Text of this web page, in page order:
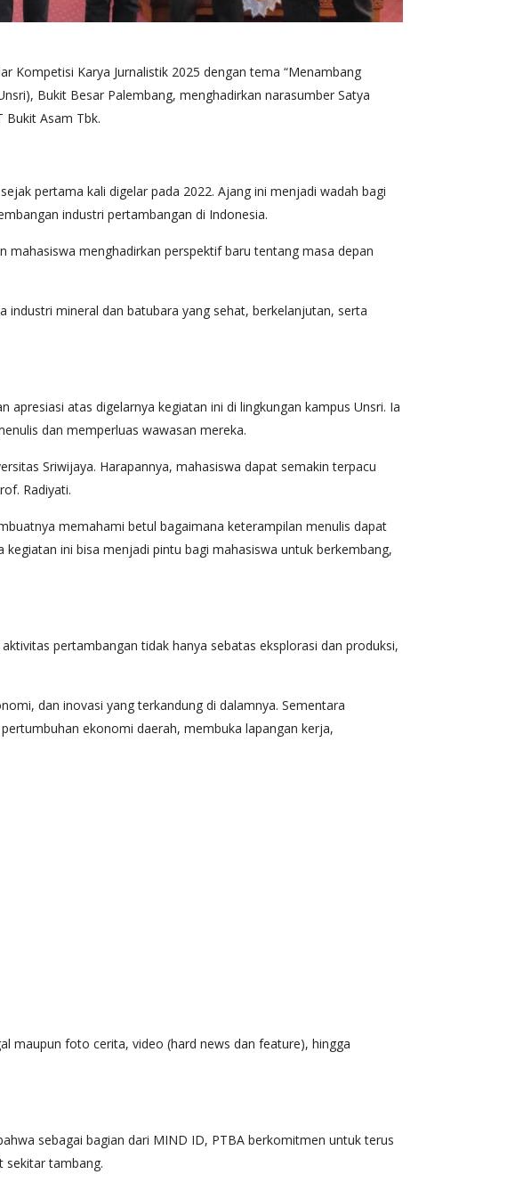
Kompetisi Karya Jurnalistik 2025 dengan tema “Menambang
Bukit Besar Palembang, menghadirkan narasumber Satya
Bukit Asam Tbk.
pertama kali digelar pada 2022. Ajang ini menjadi wadah bagi
industri pertambangan di Indonesia.
menghadirkan perspektif baru tentang masa depan
mineral dan batubara yang sehat, berkelanjutan, serta
apresiasi atas digelarnya kegiatan ini di lingkungan kampus Unsri. Ia
dan memperluas wawasan mereka.
Sriwijaya. Harapannya, mahasiswa dapat semakin terpacu
Radiyati.
memahami betul bagaimana keterampilan menulis dapat
ini bisa menjadi pintu bagi mahasiswa untuk berkembang,
pertambangan tidak hanya sebatas eksplorasi dan produksi,
dan inovasi yang terkandung di dalamnya. Sementara
ekonomi daerah, membuka lapangan kerja,
maupun foto cerita, video (hard news dan feature), hingga
sebagai bagian dari MIND ID, PTBA berkomitmen untuk terus
sekitar tambang.